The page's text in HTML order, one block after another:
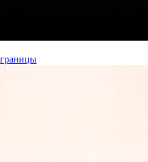
границы